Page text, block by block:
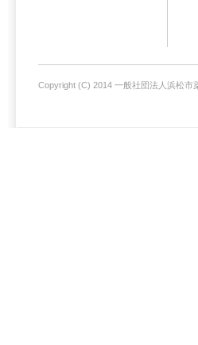
Copyright (C) 2014 一般社団法人浜松市